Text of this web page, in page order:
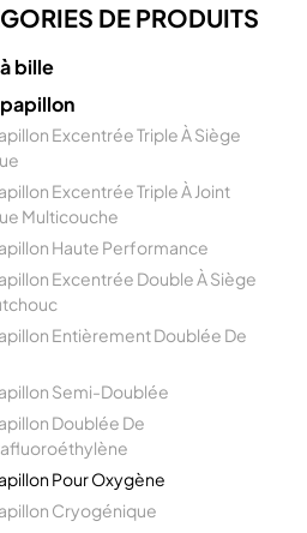
DE PRODUITS
bille
Excentrée Triple À Siège
Excentrée Triple À Joint
Multicouche
Haute Performance
Excentrée Double À Siège
Entièrement Doublée De
Semi-Doublée
Doublée De
Pour Oxygène
Cryogénique